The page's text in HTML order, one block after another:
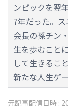
ンピックを翌
7年だった。
会長の孫チン
生を歩むこと
して生きるこ
新たな人生ゲ
元記事配信日時 :